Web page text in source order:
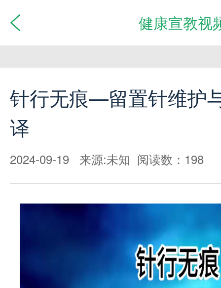
健康宣教视
针行无痕—留置针维护
译
2024-09-19 来源:未知 阅读数：198